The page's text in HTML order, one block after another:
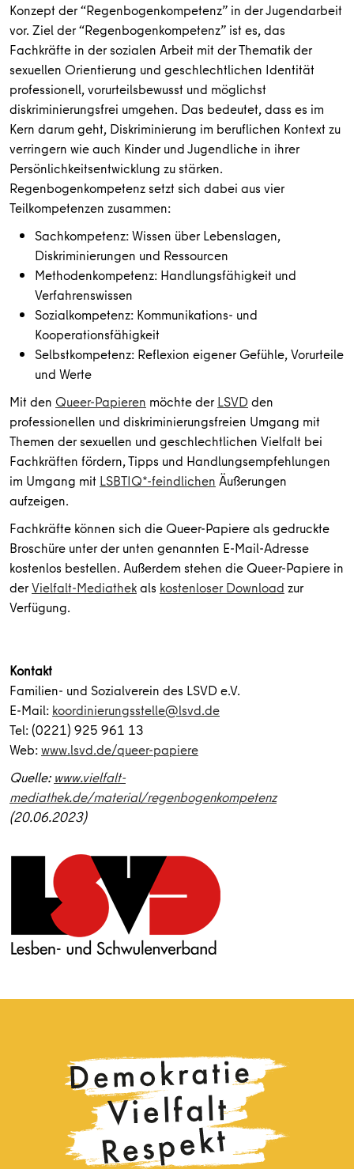
Konzept der “Regenbogenkompetenz” in der Jugendarbeit
vor. Ziel der “Regenbogenkompetenz” ist es, das
Fachkräfte in der sozialen Arbeit mit der Thematik der
sexuellen Orientierung und geschlechtlichen Identität
professionell, vorurteilsbewusst und möglichst
diskriminierungsfrei umgehen. Das bedeutet, dass es im
Kern darum geht, Diskriminierung im beruflichen Kontext zu
verringern wie auch Kinder und Jugendliche in ihrer
Persönlichkeitsentwicklung zu stärken.
Regenbogenkompetenz setzt sich dabei aus vier
Teilkompetenzen zusammen:
Sachkompetenz: Wissen über Lebenslagen,
Diskriminierungen und Ressourcen
Methodenkompetenz: Handlungsfähigkeit und
Verfahrenswissen
Sozialkompetenz: Kommunikations- und
Kooperationsfähigkeit
Selbstkompetenz: Reflexion eigener Gefühle, Vorurteile
und Werte
Mit den Queer-Papieren möchte derLSVD den
professionellen und diskriminierungsfreien Umgang mit
Themen der sexuellen und geschlechtlichen Vielfalt bei
Fachkräften fördern, Tipps und Handlungsempfehlungen
im Umgang mit LSBTIQ*-feindlichen Äußerungen
aufzeigen.
Fachkräfte können sich die Queer-Papiere als gedruckte
Broschüre unter der unten genannten E-Mail-Adresse
kostenlos bestellen. Außerdem stehen die Queer-Papiere in
derVielfalt-Mediathekals kostenloser Download zur
Verfügung.
Kontakt
Familien- und Sozialverein des LSVD e.V.
E-Mail: koordinierungsstelle@lsvd.de
Tel: (0221) 925 961 13
Web:www.lsvd.de/queer-papiere
Quelle: www.vielfalt-
mediathek.de/material/regenbogenkompetenz
(20.06.2023)